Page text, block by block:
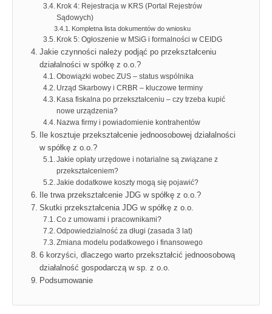
Krok 4: Rejestracja w KRS (Portal Rejestrów
Sądowych)
Kompletna lista dokumentów do wniosku
Krok 5: Ogłoszenie w MSiG i formalności w CEIDG
Jakie czynności należy podjąć po przekształceniu
działalności w spółkę z o.o.?
Obowiązki wobec ZUS – status wspólnika
Urząd Skarbowy i CRBR – kluczowe terminy
Kasa fiskalna po przekształceniu – czy trzeba kupić
nowe urządzenia?
Nazwa firmy i powiadomienie kontrahentów
Ile kosztuje przekształcenie jednoosobowej działalności
w spółkę z o.o.?
Jakie opłaty urzędowe i notarialne są związane z
przekształceniem?
Jakie dodatkowe koszty mogą się pojawić?
Ile trwa przekształcenie JDG w spółkę z o.o.?
Skutki przekształcenia JDG w spółkę z o.o.
Co z umowami i pracownikami?
Odpowiedzialność za długi (zasada 3 lat)
Zmiana modelu podatkowego i finansowego
6 korzyści, dlaczego warto przekształcić jednoosobową
działalność gospodarczą w sp. z o.o.
Podsumowanie